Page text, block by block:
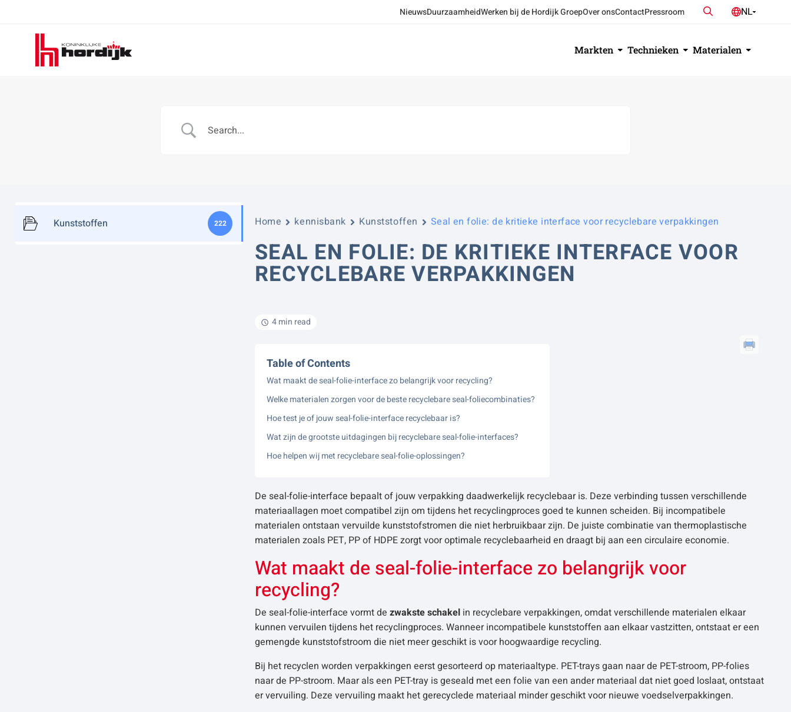
NieuwsDuurzaamheidWerken bij de Hordijk GroepOver onsContactPressroom ZoekenNL
Koninklijke
Hordijk
Markten Technieken Materialen
Kunststoffen 222 Home kennisbank Kunststoffen Seal en folie: de kritieke interface voor recyclebare verpakkingen
SEAL EN FOLIE: DE KRITIEKE INTERFACE VOOR
RECYCLEBARE VERPAKKINGEN
4 min read
Table of Contents
Wat maakt de seal-folie-interface zo belangrijk voor recycling?
Welke materialen zorgen voor de beste recyclebare seal-foliecombinaties?
Hoe test je of jouw seal-folie-interface recyclebaar is?
Wat zijn de grootste uitdagingen bij recyclebare seal-folie-interfaces?
Hoe helpen wij met recyclebare seal-folie-oplossingen?
De seal-folie-interface bepaalt of jouw verpakking daadwerkelijk recyclebaar is. Deze verbinding tussen verschillende
materiaallagen moet compatibel zijn om tijdens het recyclingproces goed te kunnen scheiden. Bij incompatibele
materialen ontstaan vervuilde kunststofstromen die niet herbruikbaar zijn. De juiste combinatie van thermoplastische
materialen zoals PET, PP of HDPE zorgt voor optimale recyclebaarheid en draagt bij aan een circulaire economie.
Wat maakt de seal-folie-interface zo belangrijk voor
recycling?
De seal-folie-interface vormt dezwakste schakel in recyclebare verpakkingen, omdat verschillende materialen elkaar
kunnen vervuilen tijdens het recyclingproces. Wanneer incompatibele kunststoffen aan elkaar vastzitten, ontstaat er een
gemengde kunststofstroom die niet meer geschikt is voor hoogwaardige recycling.
Bij het recyclen worden verpakkingen eerst gesorteerd op materiaaltype. PET-trays gaan naar de PET-stroom, PP-folies
naar de PP-stroom. Maar als een PET-tray is geseald met een folie van een ander materiaal dat niet goed loslaat, ontstaat
er vervuiling. Deze vervuiling maakt het gerecyclede materiaal minder geschikt voor nieuwe voedselverpakkingen.